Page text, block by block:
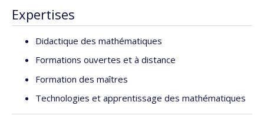
Expertises
Didactique des mathématiques
Formations ouvertes et à distance
Formation des maîtres
Technologies et apprentissage des mathématiques